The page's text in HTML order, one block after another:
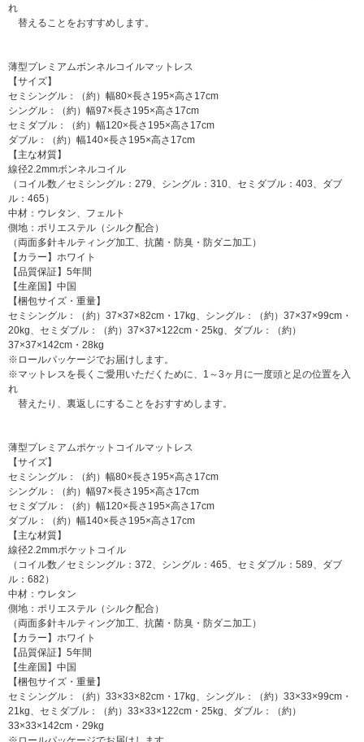
れ
替えることをおすすめします。
薄型プレミアムボンネルコイルマットレス
【サイズ】
セミシングル：（約）幅80×長さ195×高さ17cm
シングル：（約）幅97×長さ195×高さ17cm
セミダブル：（約）幅120×長さ195×高さ17cm
ダブル：（約）幅140×長さ195×高さ17cm
【主な材質】
線径2.2mmボンネルコイル
（コイル数／セミシングル：279、シングル：310、セミダブル：403、ダブ
ル：465）
中材：ウレタン、フェルト
側地：ポリエステル（シルク配合）
（両面多針キルティング加工、抗菌・防臭・防ダニ加工）
【カラー】ホワイト
【品質保証】5年間
【生産国】中国
【梱包サイズ・重量】
セミシングル：（約）37×37×82cm・17kg、シングル：（約）37×37×99cm・
20kg、セミダブル：（約）37×37×122cm・25kg、ダブル：（約）
37×37×142cm・28kg
※ロールパッケージでお届けします。
※マットレスを長くご愛用いただくために、1～3ヶ月に一度頭と足の位置を入
れ
替えたり、裏返しにすることをおすすめします。
薄型プレミアムポケットコイルマットレス
【サイズ】
セミシングル：（約）幅80×長さ195×高さ17cm
シングル：（約）幅97×長さ195×高さ17cm
セミダブル：（約）幅120×長さ195×高さ17cm
ダブル：（約）幅140×長さ195×高さ17cm
【主な材質】
線径2.2mmポケットコイル
（コイル数／セミシングル：372、シングル：465、セミダブル：589、ダブ
ル：682）
中材：ウレタン
側地：ポリエステル（シルク配合）
（両面多針キルティング加工、抗菌・防臭・防ダニ加工）
【カラー】ホワイト
【品質保証】5年間
【生産国】中国
【梱包サイズ・重量】
セミシングル：（約）33×33×82cm・17kg、シングル：（約）33×33×99cm・
21kg、セミダブル：（約）33×33×122cm・25kg、ダブル：（約）
33×33×142cm・29kg